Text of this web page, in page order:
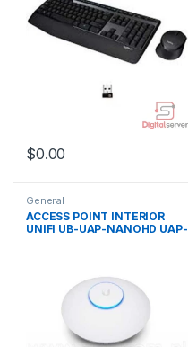
$0.00
General
ACCESS POINT INTERIOR
UNIFI UB-UAP-NANOHD UAP-